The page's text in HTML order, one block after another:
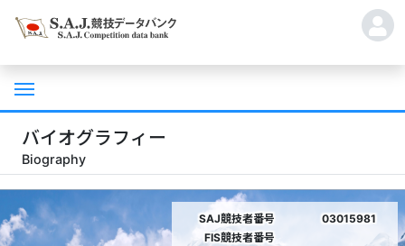
バイオグラフィー
Biography
SAJ競技者番号
03015981
FIS競技者番号